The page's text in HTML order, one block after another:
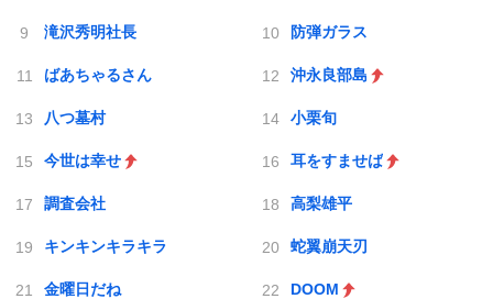
滝沢秀明社長 防弾ガラス
ばあちゃるさん 沖永良部島
八つ墓村 小栗旬
今世は幸せ 耳をすませば
調査会社 高梨雄平
キンキンキラキラ 蛇翼崩天刃
金曜日だね DOOM